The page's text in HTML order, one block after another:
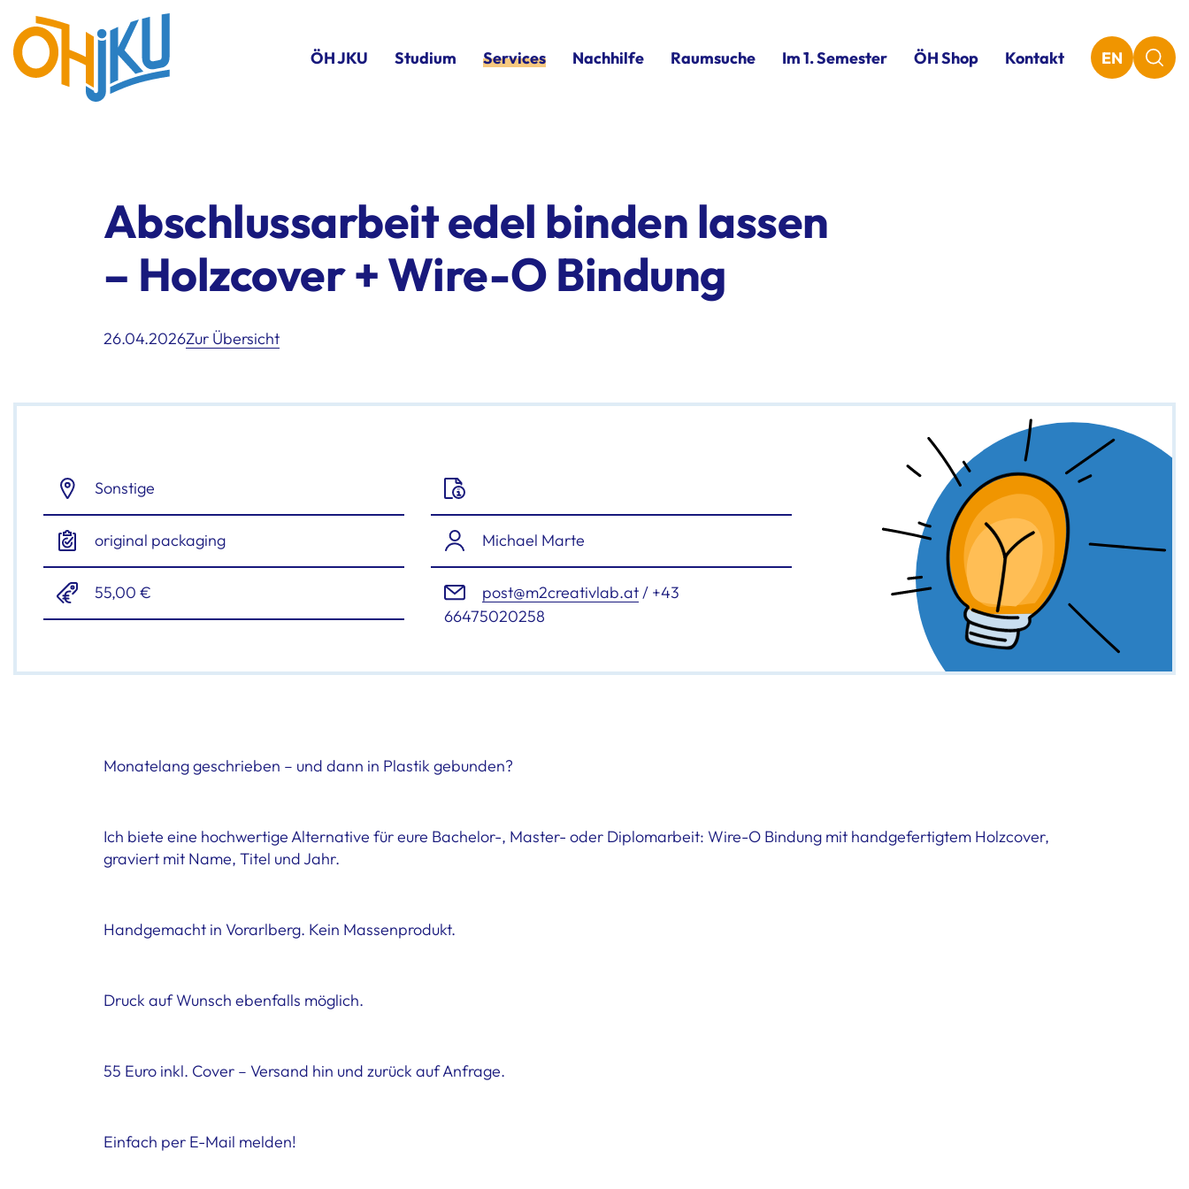
ÖH JKU Studium Services Nachhilfe Raumsuche Im 1. Semester ÖH Shop Kontakt EN
Abschlussarbeit edel binden lassen
– Holzcover + Wire-O Bindung
26.04.2026Zur Übersicht
Sonstige
original packaging
55,00 €
Michael Marte
post@m2creativlab.at
66475020258
Monatelang geschrieben – und dann in Plastik gebunden?
Ich biete eine hochwertige Alternative für eure Bachelor-, Master- oder Diplomarbeit: Wire-O Bindung mit handgefertigtem Holzcover,
graviert mit Name, Titel und Jahr.
Handgemacht in Vorarlberg. Kein Massenprodukt.
Druck auf Wunsch ebenfalls möglich.
55 Euro inkl. Cover – Versand hin und zurück auf Anfrage.
Einfach per E-Mail melden!